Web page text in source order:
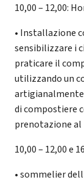
10,00 – 12,00:
• Installazione
sensibilizzare i
praticare il
utilizzando un
di compostiere
prenotazione al
10,00 – 12,00 e
• sommelier